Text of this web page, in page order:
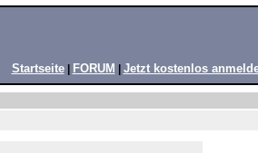
Startseite| FORUM Jetzt kostenlos